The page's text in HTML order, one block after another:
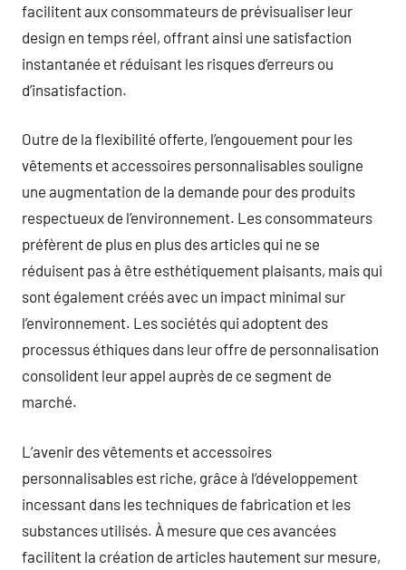
facilitent aux consommateurs de prévisualiser leur
design en temps réel, offrant ainsi une satisfaction
instantanée et réduisant les risques d’erreurs ou
d’insatisfaction.
Outre de la flexibilité offerte, l’engouement pour les
vêtements et accessoires personnalisables souligne
une augmentation de la demande pour des produits
respectueux de l’environnement. Les consommateurs
préfèrent de plus en plus des articles qui ne se
réduisent pas à être esthétiquement plaisants, mais qui
sont également créés avec un impact minimal sur
l’environnement. Les sociétés qui adoptent des
processus éthiques dans leur offre de personnalisation
consolident leur appel auprès de ce segment de
marché.
L’avenir des vêtements et accessoires
personnalisables est riche, grâce à l’développement
incessant dans les techniques de fabrication et les
substances utilisés. À mesure que ces avancées
facilitent la création de articles hautement sur mesure,